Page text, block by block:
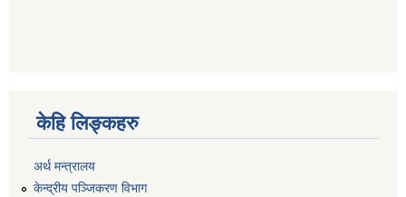
केहि लिङ्कहरु
अर्थ मन्त्रालय
केन्द्रीय पञ्जिकरण विभाग